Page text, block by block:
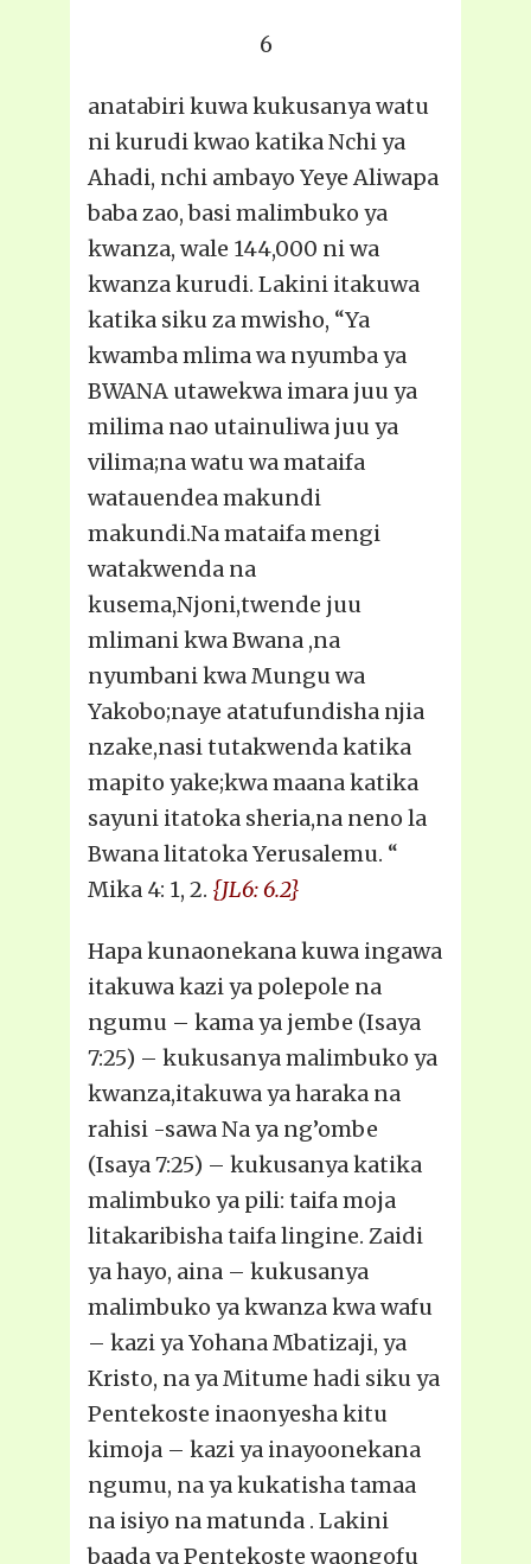
6
anatabiri kuwa kukusanya watu
ni kurudi kwao katika Nchi ya
Ahadi, nchi ambayo Yeye Aliwapa
baba zao, basi malimbuko ya
kwanza, wale 144,000 ni wa
kwanza kurudi. Lakini itakuwa
katika siku za mwisho, “Ya
kwamba mlima wa nyumba ya
BWANA utawekwa imara juu ya
milima nao utainuliwa juu ya
vilima;na watu wa mataifa
watauendea makundi
makundi.Na mataifa mengi
watakwenda na
kusema,Njoni,twende juu
mlimani kwa Bwana ,na
nyumbani kwa Mungu wa
Yakobo;naye atatufundisha njia
nzake,nasi tutakwenda katika
mapito yake;kwa maana katika
sayuni itatoka sheria,na neno la
Bwana litatoka Yerusalemu. “
Mika 4: 1, 2. {JL6: 6.2}
Hapa kunaonekana kuwa ingawa
itakuwa kazi ya polepole na
ngumu – kama ya jembe (Isaya
7:25) – kukusanya malimbuko ya
kwanza,itakuwa ya haraka na
rahisi -sawa Na ya ng’ombe
(Isaya 7:25) – kukusanya katika
malimbuko ya pili: taifa moja
litakaribisha taifa lingine. Zaidi
ya hayo, aina – kukusanya
malimbuko ya kwanza kwa wafu
– kazi ya Yohana Mbatizaji, ya
Kristo, na ya Mitume hadi siku ya
Pentekoste inaonyesha kitu
kimoja – kazi ya inayoonekana
ngumu, na ya kukatisha tamaa
na isiyo na matunda . Lakini
baada ya Pentekoste waongofu